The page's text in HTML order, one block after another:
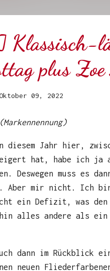
plus
09, 2022
diesem Jahr hier,
hat, habe ich ja
Deswegen muss es
mir nicht. Ich bin
ein Defizit, was
alles andere als
dann im Rückblick
neuen